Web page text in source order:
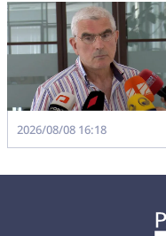
2026/08/08 16:18